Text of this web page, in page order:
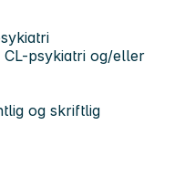
psykiatri og/eller
og skriftlig